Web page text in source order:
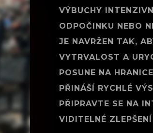
VÝBUCHY
ODPOČINKU NEBO
JE NAVRŽEN TAK,
VYTRVALOST A
POSUNE NA
PŘINÁŠÍ RYCHLÉ
PŘIPRAVTE SE NA
VIDITELNÉ